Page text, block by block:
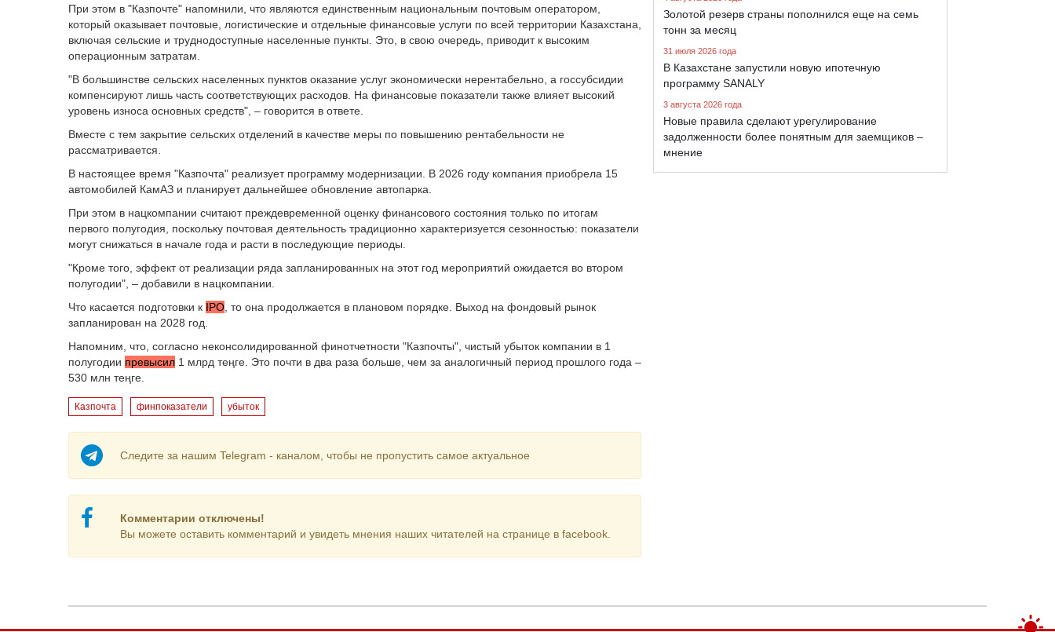
При этом в "Казпочте" напомнили, что являются единственным национальным почтовым оператором,
который оказывает почтовые, логистические и отдельные финансовые услуги по всей территории Казахстана,
включая сельские и труднодоступные населенные пункты. Это, в свою очередь, приводит к высоким
операционным затратам.
"В большинстве сельских населенных пунктов оказание услуг экономически нерентабельно, а госсубсидии
компенсируют лишь часть соответствующих расходов. На финансовые показатели также влияет высокий
уровень износа основных средств", – говорится в ответе.
Вместе с тем закрытие сельских отделений в качестве меры по повышению рентабельности не
рассматривается.
В настоящее время "Казпочта" реализует программу модернизации. В 2026 году компания приобрела 15
автомобилей КамАЗ и планирует дальнейшее обновление автопарка.
При этом в нацкомпании считают преждевременной оценку финансового состояния только по итогам
первого полугодия, поскольку почтовая деятельность традиционно характеризуется сезонностью: показатели
могут снижаться в начале года и расти в последующие периоды.
"Кроме того, эффект от реализации ряда запланированных на этот год мероприятий ожидается во втором
полугодии", – добавили в нацкомпании.
Что касается подготовки к IPO , то она продолжается в плановом порядке. Выход на фондовый рынок
запланирован на 2028 год.
Напомним, что, согласно неконсолидированной финотчетности "Казпочты", чистый убыток компании в 1
полугодии превысил 1 млрд теңге. Это почти в два раза больше, чем за аналогичный период прошлого года –
530 млн теңге.
Казпочта финпоказатели убыток
Следите за нашим Telegram - каналом, чтобы не пропустить самое актуальное
Комментарии отключены!
Вы можете оставить комментарий и увидеть мнения наших читателей на странице в facebook.
Золотой резерв страны пополнился еще на семь
тонн за месяц
31 июля 2026 года
В Казахстане запустили новую ипотечную
программу SANALY
3 августа 2026 года
Новые правила сделают урегулирование
задолженности более понятным для заемщиков –
мнение